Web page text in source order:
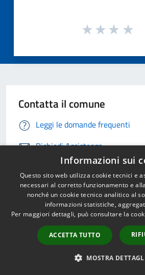
Contatta il comune
Leggi le domande frequenti
Richiedi Assistenza
Chiama il comune 0923993111
Prenota un appuntamento
Problemi in città
Segnala disservizio
Informazioni sui
Questo sito web utilizza cookie tecnici e
necessari al corretto funzionamento e
nonché un cookie tecnico analitico al
informazioni statistiche,
Per maggiori dettagli, può consultare la
ACCETTA TUTTO
MOSTRA